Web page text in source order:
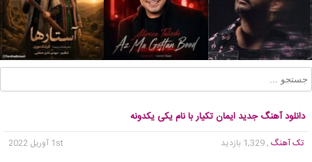
دانلود آهنگ جدید ایمان تکیار با نام یکی یکدونه
تک آهنگ , 1,329 بازدید
1st آوریل 2022